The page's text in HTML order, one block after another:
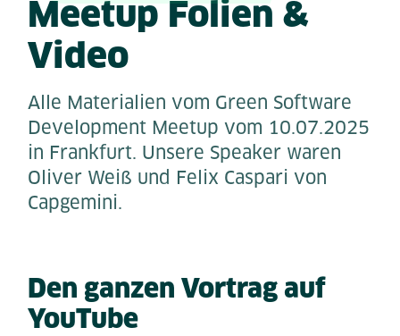
Meetup Folien &
Video
Alle Materialien vom Green Software
Development Meetup vom 10.07.2025
in Frankfurt. Unsere Speaker waren
Oliver Weiß und Felix Caspari von
Capgemini.
Den ganzen Vortrag auf
YouTube